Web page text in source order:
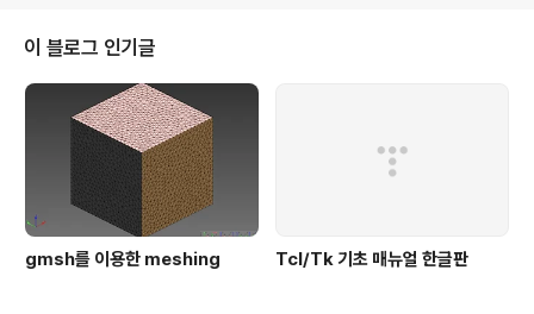
이 블로그 인기글
gmsh를 이용한 meshing Tcl/Tk 기초 매뉴얼 한글판